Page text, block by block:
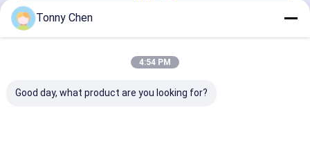
Tonny Chen
4:54 PM
Good day, what product are you looking for?